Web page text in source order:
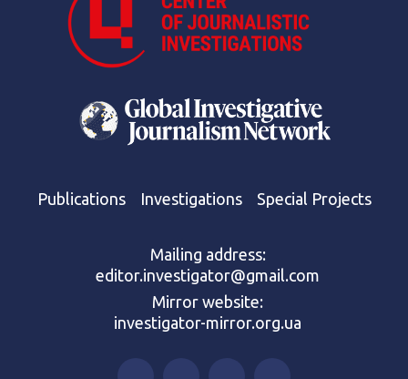
Publications Investigations Special Projects
Mailing address:
editor.investigator@gmail.com
Mirror website:
investigator-mirror.org.ua